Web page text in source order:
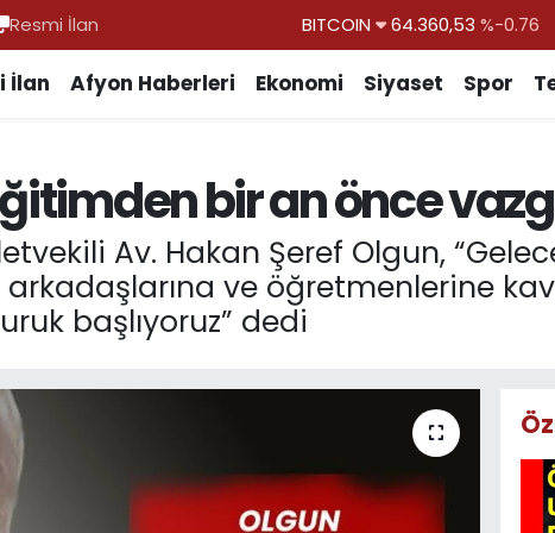
Resmi İlan DOLAR 47,7069 %0.17
BİST100
13.887%64
BITCOIN
64.360,53%-0.76
İlan Afyon Haberleri Ekonomi Siyaset Spor
bir an önce
Av. Hakan Şeref Olgun,
arkadaşlarına ve öğretmenlerine
başlıyoruz” dedi